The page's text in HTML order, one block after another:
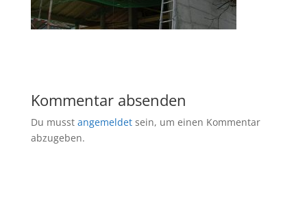
Kommentar absenden
Du musst angemeldetsein, um einen Kommentar
abzugeben.